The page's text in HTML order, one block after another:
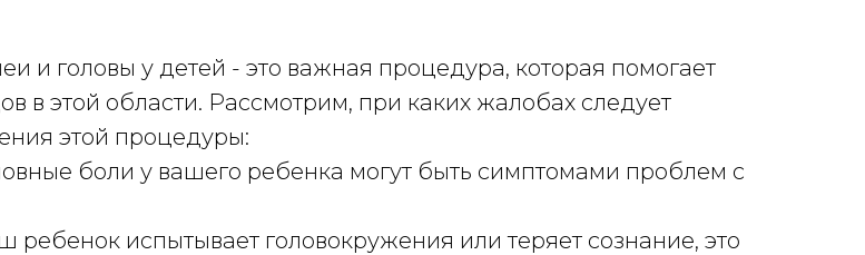
и головы у детей - это важная процедура, которая помогает
в этой области. Рассмотрим, при каких жалобах следует
этой процедуры:
боли у вашего ребенка могут быть симптомами проблем с
ребенок испытывает головокружения или теряет сознание, это